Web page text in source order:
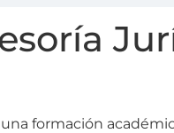
formación